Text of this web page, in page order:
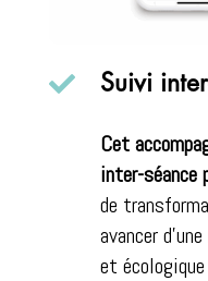
 Suivi
Cet
inter-séance
de
avancer
et